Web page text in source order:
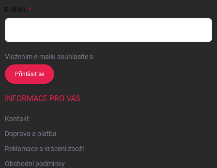
E-MAIL
Vložením e-mailu souhlasíte s
Přihlásit se
INFORMACE PRO VÁS
Kontakt
Doprava a platba
Reklamace a vrácení zboží
Obchodní podmínky